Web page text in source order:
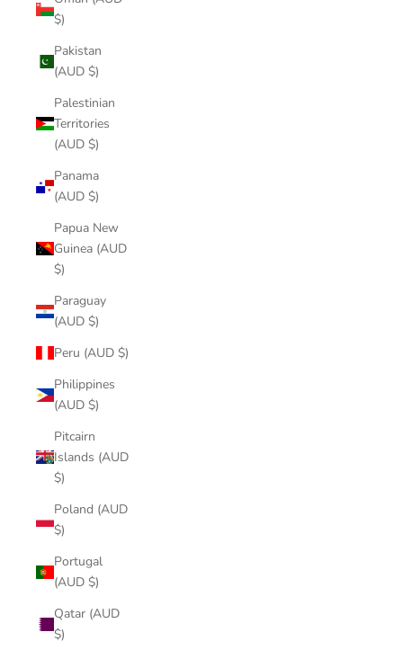
$)
Pakistan
(AUD $)
Palestinian
Territories
(AUD $)
Panama
(AUD $)
Papua New
Guinea (AUD
$)
Paraguay
(AUD $)
Peru (AUD $)
Philippines
(AUD $)
Pitcairn
Islands (AUD
$)
Poland (AUD
$)
Portugal
(AUD $)
Qatar (AUD
$)